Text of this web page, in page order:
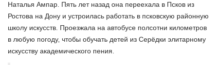
Наталья Ампар. Пять лет назад она переехала в Псков из
Ростова на Дону и устроилась работать в псковскую районную
школу искусств. Проезжала на автобусе полсотни километров
в любую погоду, чтобы обучать детей из Серёдки элитарному
искусству академического пения.